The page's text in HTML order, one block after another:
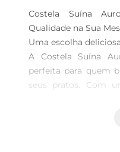
Costela Suína
Qualidade na Sua
Uma escolha
A Costela Suína
perfeita para quem
seus pratos. Com
grelhados ou